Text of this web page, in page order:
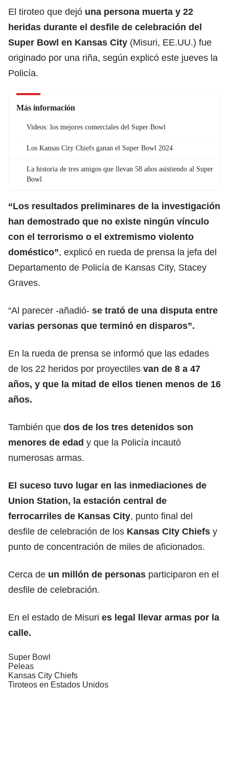
El tiroteo que dejó una persona muerta y 22
heridas durante el desfile de celebración del
Super Bowl en Kansas City (Misuri, EE.UU.) fue
originado por una riña, según explicó este jueves la
Policía.
Más información
Videos: los mejores comerciales del Super Bowl
Los Kansas City Chiefs ganan el Super Bowl 2024
La historia de tres amigos que llevan 58 años asistiendo al Super
Bowl
“Los resultados preliminares de la investigación
han demostrado que no existe ningún vínculo
con el terrorismo o el extremismo violento
doméstico”, explicó en rueda de prensa la jefa del
Departamento de Policía de Kansas City, Stacey
Graves.
“Al parecer -añadió- se trató de una disputa entre
varias personas que terminó en disparos”.
En la rueda de prensa se informó que las edades
de los 22 heridos por proyectiles van de 8 a 47
años, y que la mitad de ellos tienen menos de 16
años.
También que dos de los tres detenidos son
menores de edad y que la Policía incautó
numerosas armas.
El suceso tuvo lugar en las inmediaciones de
Union Station, la estación central de
ferrocarriles de Kansas City, punto final del
desfile de celebración de los Kansas City Chiefs y
punto de concentración de miles de aficionados.
Cerca de un millón de personas participaron en el
desfile de celebración.
En el estado de Misuri es legal llevar armas por la
calle.
Super Bowl
Peleas
Kansas City Chiefs
Tiroteos en Estados Unidos